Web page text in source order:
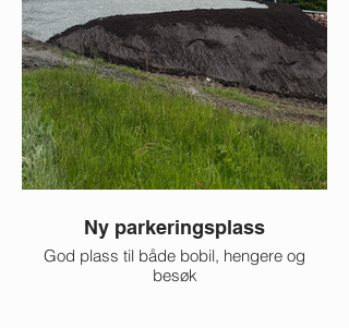
Ny parkeringsplass
God plass til både bobil, hengere og
besøk